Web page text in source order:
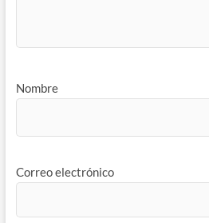
Nombre
Correo electrónico